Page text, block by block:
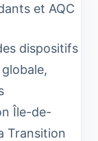
et AQC
dispositifs
Île-de-
Transition